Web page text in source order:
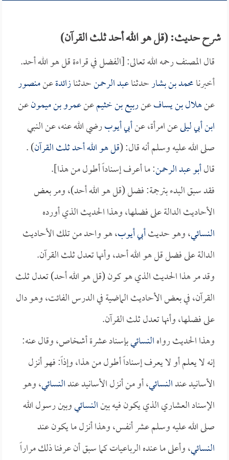
شرح حديث: (قل هو الله أحد ثلث القرآن)
قال المصنف رحمه الله تعالى: [الفضل في قراءة قل هو الله أحد.
أخبرنامحمد بن بشارحدثناعبد الرحمنحدثنازائدةعنمنصور
عنهلال بن يسافعنربيع بن خثيمعنعمرو بن ميمونعن
ابن أبي ليلىعن امرأة، عنأبي أيوبرضي الله عنه، عن النبي
صلى الله عليه وسلم أنه قال: (قل هو الله أحد ثلث القرآن) .
قالأبو عبد الرحمن: ما أعرف إسناداً أطول من هذا].
فقد سبق البدء بترجمة: فضل (قل هو الله أحد)، ومر بعض
الأحاديث الدالة على فضلها، وهذا الحديث الذي أورده
النسائي، وهو حديثأبي أيوب، هو واحد من تلك الأحاديث
الدالة على فضل قل هو الله أحد، وأنها تعدل ثلث القرآن.
وقد مر هذا الحديث الذي هو كون (قل هو الله أحد) تعدل ثلث
القرآن، في بعض الأحاديث الماضية في الدرس الفائت، وهو دال
على فضلها، وأنها تعدل ثلث القرآن.
وهذا الحديث رواهالنسائيبإسناد عشرة أشخاص، وقال عنه:
إنه لا يعلم أو لا يعرف إسناداً أطول من هذا، وإذاً: فهو أنزل
الأسانيد عندالنسائي، أو من أنزل الأسانيد عندالنسائي، وهو
الإسناد العشاري الذي يكون فيه بينالنسائيوبين رسول الله
صلى الله عليه وسلم عشر أنفس، وهذا أنزل ما يكون عند
النسائي، وأعلى ما عنده الرباعيات كما سبق أن عرفنا ذلك مراراً